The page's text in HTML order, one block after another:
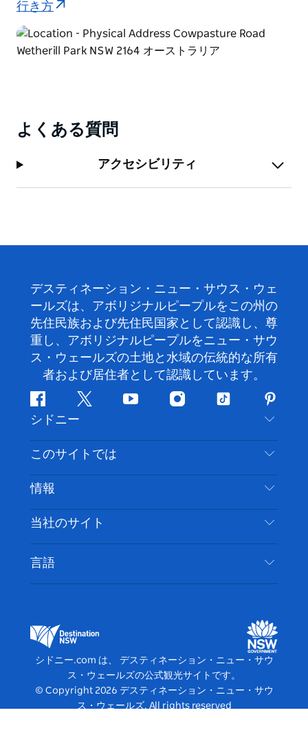
行き方
よくある質問
アクセシビリティ
デスティネーション・ニュー・サウス・ウェ
ールズは、アボリジナルピープルをこの州の
先住民族および先住民国家として認識し、尊
重し、アボリジナルピープルをニュー・サウ
ス・ウェールズの土地と水域の伝統的な所有
者および居住者として認識しています。
フ
ェ
イ
ス
ブ
ッ
ク
ツ
ッ
タ
ー
ユ
チ
ー
イ
ス
グ
ム
テ
ッ
ト
ク
ピ
ン
タ
レ
ス
ト
シドニー
お問い合わせ
免責事項
クッキーに関する通知
このサイトでは
目的地
やるべきこと
イベント
宿泊施設
情報
旅行情報
アクセシブルシドニー
ビジネスを登録する
当社のサイト
デスティネーション・ニュー・サウス・ウェール
ズメディアセンター
ビビッド・シドニー
言語
シドニー.com は、 デスティネーション・ニュー・サウ
ス・ウェールズの公式観光サイトです。
© Copyright 2026 デスティネーション・ニュー・サウ
ス・ウェールズ. All rights reserved